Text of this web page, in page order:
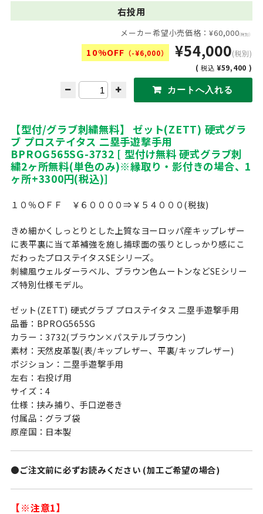
右投用
メーカー希望小売価格：¥60,000(税別)
10%OFF （-¥6,000） ¥54,000(税別)
(税込 ¥59,400 )
【型付/グラブ刺繍無料】 ゼット(ZETT) 硬式グラ
ブ プロステイタス 二塁手遊撃手用
BPROG565SG-3732 [ 型付け無料 硬式グラブ刺
繍2ヶ所無料(単色のみ)※縁取り・影付きの場合、1
ヶ所+3300円(税込)]
１０％ＯＦＦ ￥６００００⇒￥５４０００(税抜)
きめ細かくしっとりとした上質なヨーロッパ産キップレザー
に表平裏に当て革補強を施し捕球面の張りとしっかり感にこ
だわったプロステイタスSEシリーズ。
刺繍風ウェルダーラベル、ブラウン色ムートンなどSEシリー
ズ特別仕様モデル。
ゼット(ZETT) 硬式グラブ プロステイタス 二塁手遊撃手用
品番：BPROG565SG
カラー：3732(ブラウン×パステルブラウン)
素材：天然皮革製(表/キップレザー、平裏/キップレザー)
ポジション：二塁手遊撃手用
左右：右投げ用
サイズ：4
仕様：挟み捕り、手口逆巻き
付属品：グラブ袋
原産国：日本製
●ご注文前に必ずお読みください (加工ご希望の場合)
【※注意1】